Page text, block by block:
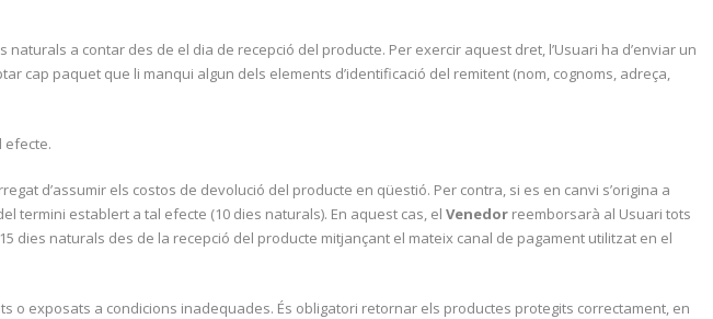
a contar des de el dia de recepció del producte. Per exercir aquest dret, l’Usuari ha d’enviar un
cap paquet que li manqui algun dels elements d’identificació del remitent (nom, cognoms, adreça,
efecte.
d’assumir els costos de devolució del producte en qüestió. Per contra, si es en canvi s’origina a
termini establert a tal efecte (10 dies naturals). En aquest cas, el Venedor reemborsarà al Usuari tots
naturals des de la recepció del producte mitjançant el mateix canal de pagament utilitzat en el
exposats a condicions inadequades. És obligatori retornar els productes protegits correctament, en